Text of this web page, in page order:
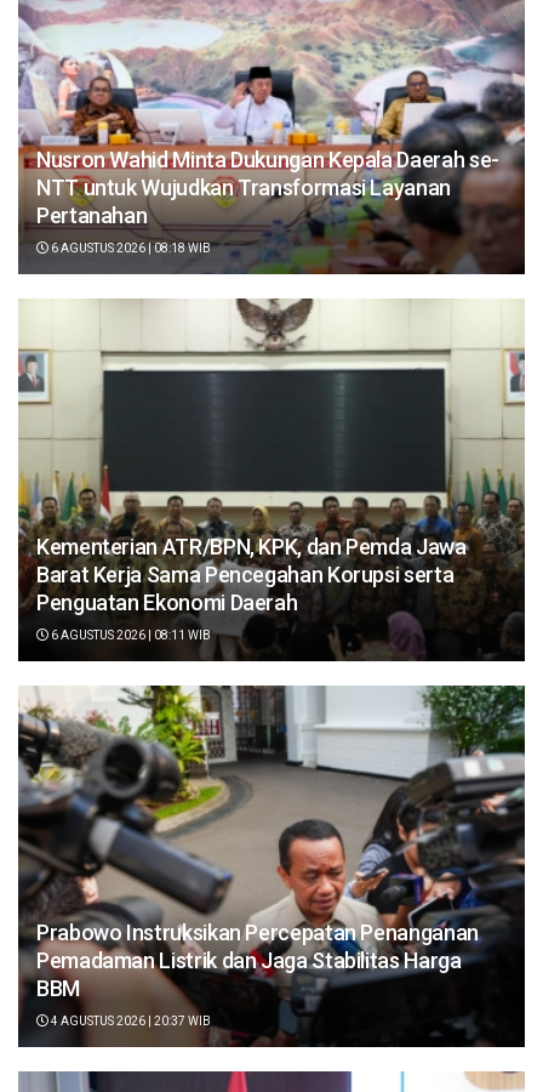
Nusron Wahid Minta Dukungan Kepala Daerah se-
NTT untuk Wujudkan Transformasi Layanan
Pertanahan
6 AGUSTUS 2026 | 08:18 WIB
Kementerian ATR/BPN, KPK, dan Pemda Jawa
Barat Kerja Sama Pencegahan Korupsi serta
Penguatan Ekonomi Daerah
6 AGUSTUS 2026 | 08:11 WIB
Prabowo Instruksikan Percepatan Penanganan
Pemadaman Listrik dan Jaga Stabilitas Harga
BBM
4 AGUSTUS 2026 | 20:37 WIB